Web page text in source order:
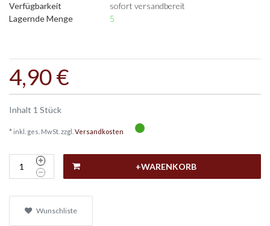
Verfügbarkeit
sofort versandbereit
Lagernde Menge
5
4,90 €
Inhalt 1 Stück
* inkl. ges. MwSt. zzgl. Versandkosten
+WARENKORB
Wunschliste